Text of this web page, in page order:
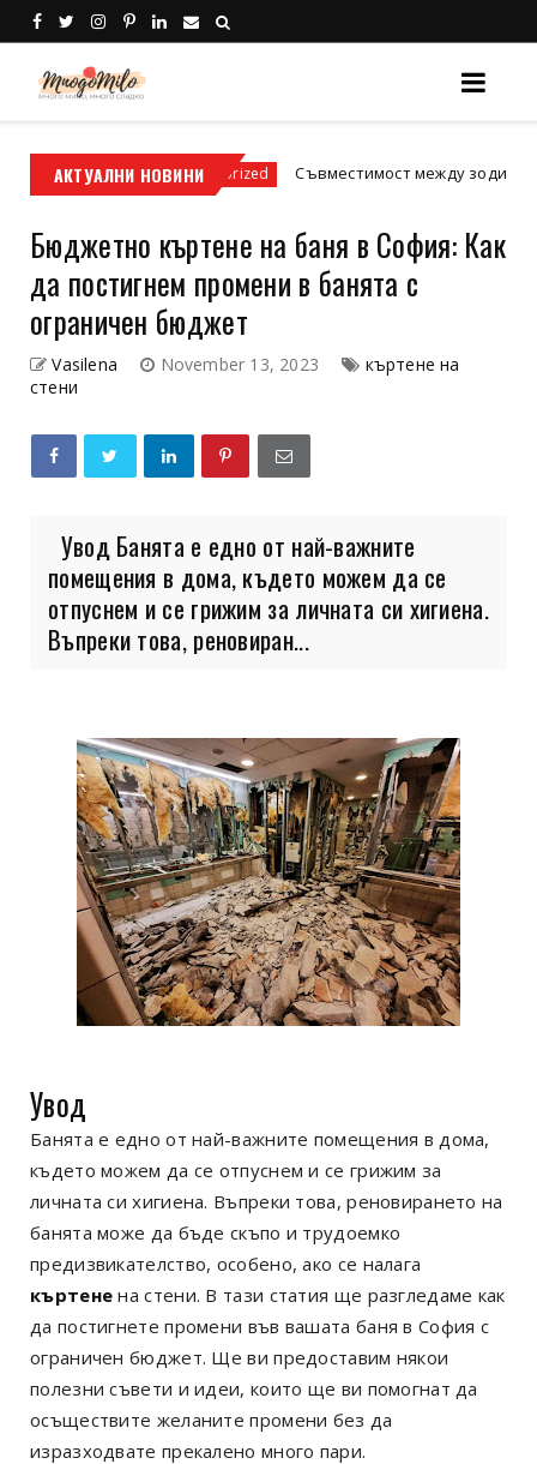
АКТУАЛНИ НОВИНИ
Uncategorized Съвместимост между зодиите:
Бюджетно къртене на баня в София: Как
да постигнем промени в банята с
ограничен бюджет
Vasilena November 13, 2023
къртене на
стени
Увод Банята е едно от най-важните
помещения в дома, където можем да се
отпуснем и се грижим за личната си хигиена.
Въпреки това, реновиран...
Увод
Банята е едно от най-важните помещения в дома,
където можем да се отпуснем и се грижим за
личната си хигиена. Въпреки това, реновирането на
банята може да бъде скъпо и трудоемко
предизвикателство, особено, ако се налага
къртене на стени. В тази статия ще разгледаме как
да постигнете промени във вашата баня в София с
ограничен бюджет. Ще ви предоставим някои
полезни съвети и идеи, които ще ви помогнат да
осъществите желаните промени без да
изразходвате прекалено много пари.